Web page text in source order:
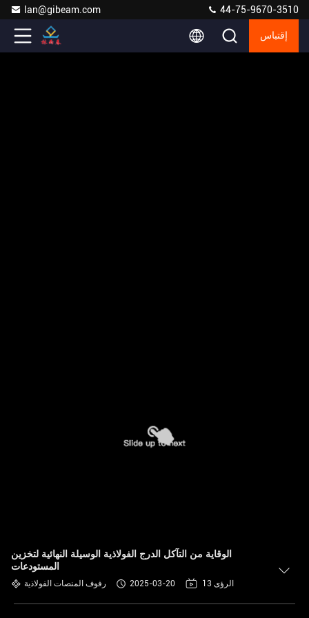
lan@gibeam.com 44-75-9670-3510
إقتباس
الوقاية من التآكل الدرج الفولاذية الوسيلة النهائية لتخزين
المستودعات
رفوف المنصات الفولاذية 2025-03-20 13 الرؤى